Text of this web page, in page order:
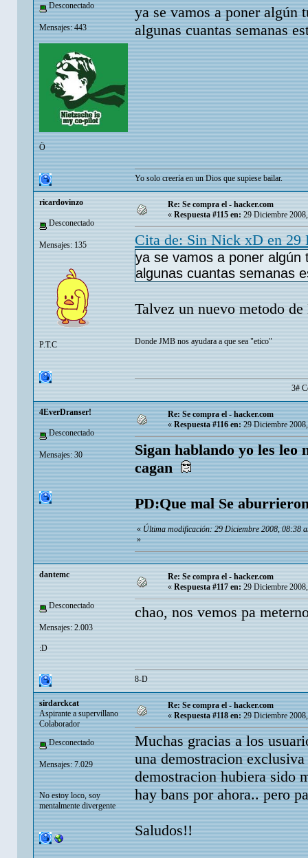
Desconectado
Mensajes: 443
Ö
ya se vamos a poner algún
algunas cuantas semanas
Yo solo creería en un Dios que supiese bailar.
ricardovinzo
Desconectado
Mensajes: 135
P.T.C
Re: Se compra el - hacker.com
« Respuesta #115 en: 29 Diciembre
Cita de: Sin Nick xD en 29
ya se vamos a poner
algunas cuantas semanas
Talvez un nuevo metodo
Donde JMB nos ayudara a que sea "etico"
3#
4EverDranser!
Desconectado
Mensajes: 30
Re: Se compra el - hacker.com
«Respuesta #116 en:29 Diciembre
Sigan hablando yo les leo
cagan
PD:Que mal Se
«Última modificación: 29 Diciembre 2008, 08:38
»
dantemc
Desconectado
Mensajes: 2.003
:D
Re: Se compra el - hacker.com
« Respuesta #117 en: 29 Diciembre
chao, nos vemos pa
8-D
sirdarckcat
Aspirante a supervillano
Colaborador
Desconectado
Mensajes: 7.029
No estoy loco, soy
mentalmente divergente
Re: Se compra el - hacker.com
«Respuesta #118 en:29 Diciembre
Muchas gracias a los
una demostracion
demostracion hubiera sido
hay bans por ahora.. pero
Saludos!!